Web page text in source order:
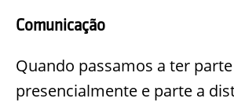
Comunicação
Quando passamos a ter
presencialmente e parte a